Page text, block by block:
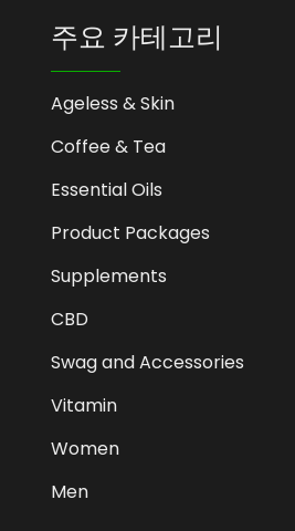
주요 카테고리
Ageless & Skin
Coffee & Tea
Essential Oils
Product Packages
Supplements
CBD
Swag and Accessories
Vitamin
Women
Men